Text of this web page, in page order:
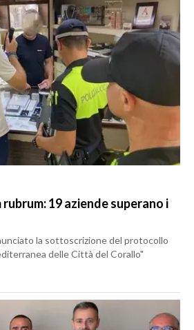
19 aziende superano i
la sottoscrizione del protocollo
delle Città del Corallo"